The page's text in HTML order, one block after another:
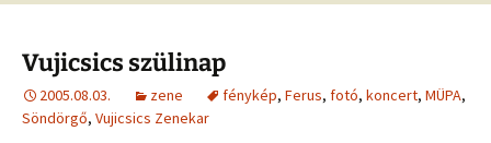
Vujicsics szülinap
2005.08.03. zene fénykép, Ferus, fotó, koncert, MÜPA,
Söndörgő, Vujicsics Zenekar